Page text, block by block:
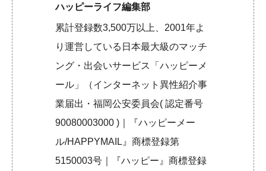
ハッピーライフ編集部
累計登録数3,500万以上、2001年よ
り運営している日本最大級のマッチ
ング・出会いサービス「ハッピーメ
ール」（インターネット異性紹介事
業届出・福岡公安委員会( 認定番号
90080003000 )｜『ハッピーメー
ル/HAPPYMAIL』商標登録第
5150003号｜『ハッピー』商標登録